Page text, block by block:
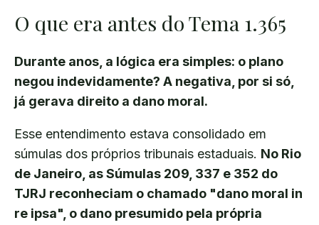
O que era antes do Tema 1.365
Durante anos, a lógica era simples: o plano
negou indevidamente? A negativa, por si só,
já gerava direito a dano moral.
Esse entendimento estava consolidado em
súmulas dos próprios tribunais estaduais. No Rio
de Janeiro, as Súmulas 209, 337 e 352 do
TJRJ reconheciam o chamado "dano moral in
re ipsa", o dano presumido pela própria